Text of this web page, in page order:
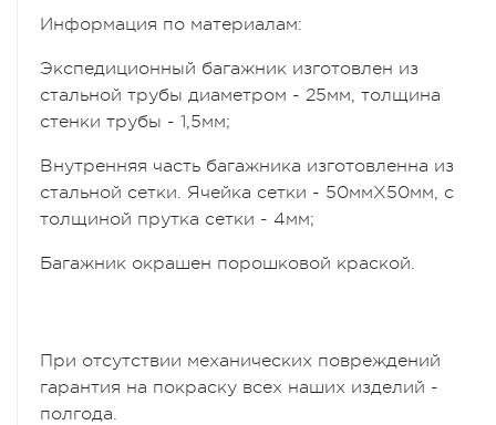
Информация по материалам:
Экспедиционный багажник изготовлен из
стальной трубы диаметром - 25мм, толщина
стенки трубы - 1,5мм;
Внутренняя часть багажника изготовленна из
стальной сетки. Ячейка сетки - 50ммХ50мм, с
толщиной прутка сетки - 4мм;
Багажник окрашен порошковой краской.
При отсутствии механических повреждений
гаpантия на покраску всех наших изделий -
полгода.